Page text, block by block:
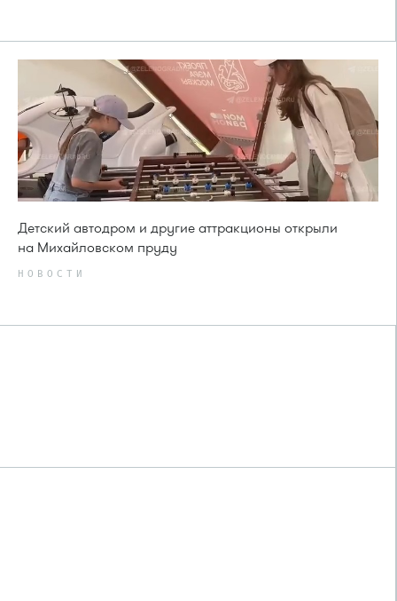
Детский автодром и другие аттракционы открыли
на Михайловском пруду
НОВОСТИ